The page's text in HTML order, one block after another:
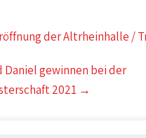
der Altrheinhalle /
Daniel gewinnen bei der
2021 →